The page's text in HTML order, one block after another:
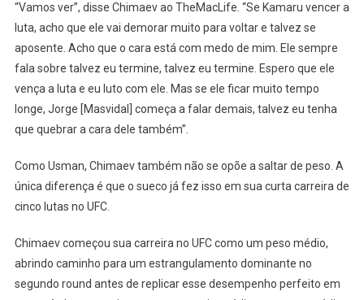
“Vamos ver”, disse Chimaev ao TheMacLife. “Se Kamaru vencer a
luta, acho que ele vai demorar muito para voltar e talvez se
aposente. Acho que o cara está com medo de mim. Ele sempre
fala sobre talvez eu termine, talvez eu termine. Espero que ele
vença a luta e eu luto com ele. Mas se ele ficar muito tempo
longe, Jorge [Masvidal] começa a falar demais, talvez eu tenha
que quebrar a cara dele também”.
Como Usman, Chimaev também não se opõe a saltar de peso. A
única diferença é que o sueco já fez isso em sua curta carreira de
cinco lutas no UFC.
Chimaev começou sua carreira no UFC como um peso médio,
abrindo caminho para um estrangulamento dominante no
segundo round antes de replicar esse desempenho perfeito em